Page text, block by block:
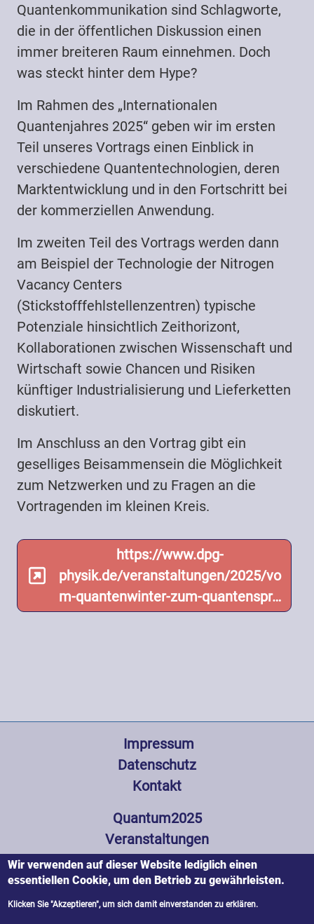
Quantenkommunikation sind Schlagworte,
die in der öffentlichen Diskussion einen
immer breiteren Raum einnehmen. Doch
was steckt hinter dem Hype?
Im Rahmen des „Internationalen
Quantenjahres 2025“ geben wir im ersten
Teil unseres Vortrags einen Einblick in
verschiedene Quantentechnologien, deren
Marktentwicklung und in den Fortschritt bei
der kommerziellen Anwendung.
Im zweiten Teil des Vortrags werden dann
am Beispiel der Technologie der Nitrogen
Vacancy Centers
(Stickstofffehlstellenzentren) typische
Potenziale hinsichtlich Zeithorizont,
Kollaborationen zwischen Wissenschaft und
Wirtschaft sowie Chancen und Risiken
künftiger Industrialisierung und Lieferketten
diskutiert.
Im Anschluss an den Vortrag gibt ein
geselliges Beisammensein die Möglichkeit
zum Netzwerken und zu Fragen an die
Vortragenden im kleinen Kreis.
https://www.dpg-
physik.de/veranstaltungen/2025/vo
m-quantenwinter-zum-quantenspr…
Impressum
Datenschutz
Kontakt
Hauptnavigation
Quantum2025
Veranstaltungen
Wissenswertes
Partner und Förderer
Presse
Wir verwenden auf dieser Website lediglich einen
essentiellen Cookie, um den Betrieb zu gewährleisten.
Klicken Sie "Akzeptieren", um sich damit einverstanden zu erklären.